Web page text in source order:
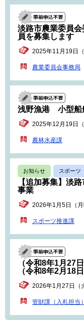
淡路市農業委員
員を募集します
2025年11月19日
農業委員会事務局
浅野漁港 小型船
2025年12月19日
農林水産課
お知らせ スポーツ
【追加募集】淡
事業
2026年1月5日（
スポーツ推進課
（令和8年1月27
（令和8年2月18
2026年1月27日（
管財課（入札担当）